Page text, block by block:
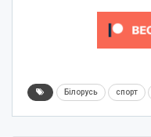
Білорусь спорт